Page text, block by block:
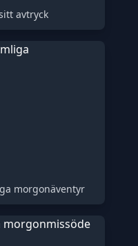
avtryck
morgonäventyr